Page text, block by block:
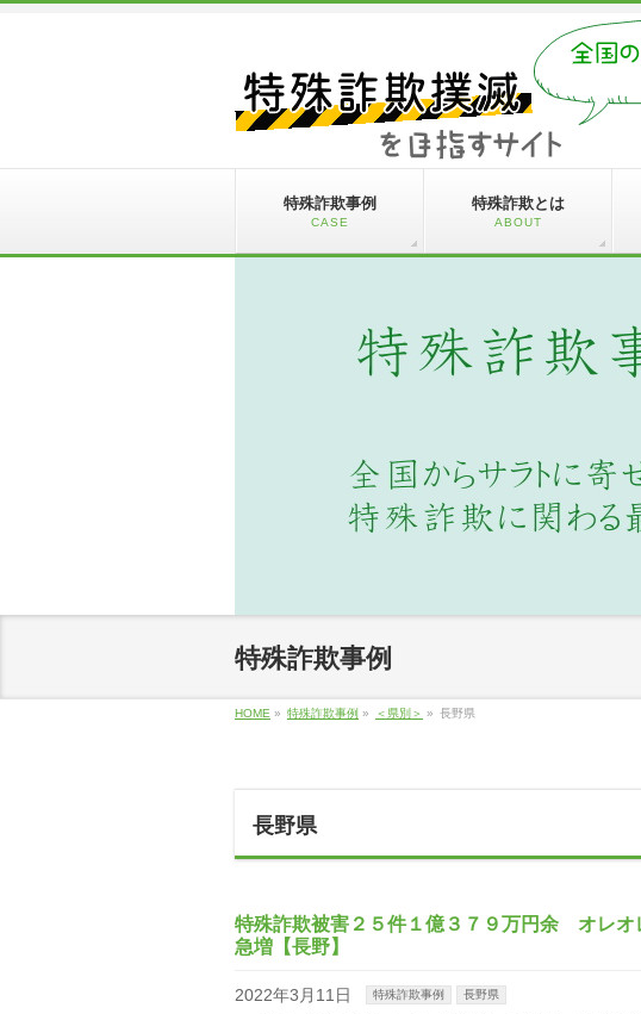
特殊詐欺事例
CASE
特殊詐欺とは
ABOUT
特殊詐欺事例
HOME » 特殊詐欺事例 » ＜県別＞ » 長野県
長野県
特殊詐欺被害２５件１億３７９万円余 オレ
急増【長野】
2022年3月11日 特殊詐欺事例 長野県